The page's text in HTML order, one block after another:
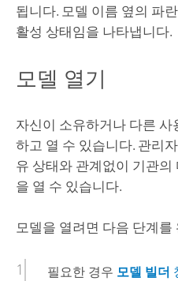
됩니다. 모델 이름 옆의 파
활성 상태임을 나타냅니다.
모델 열기
자신이 소유하거나 다른
하고 열 수 있습니다. 관리
유 상태와 관계없이 기관
을 열 수 있습니다.
모델을 열려면 다음 단계를
필요한 경우 모델 빌더